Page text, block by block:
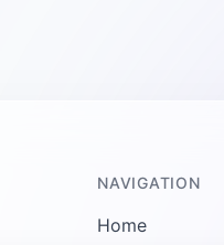
NAVIGATION
Home